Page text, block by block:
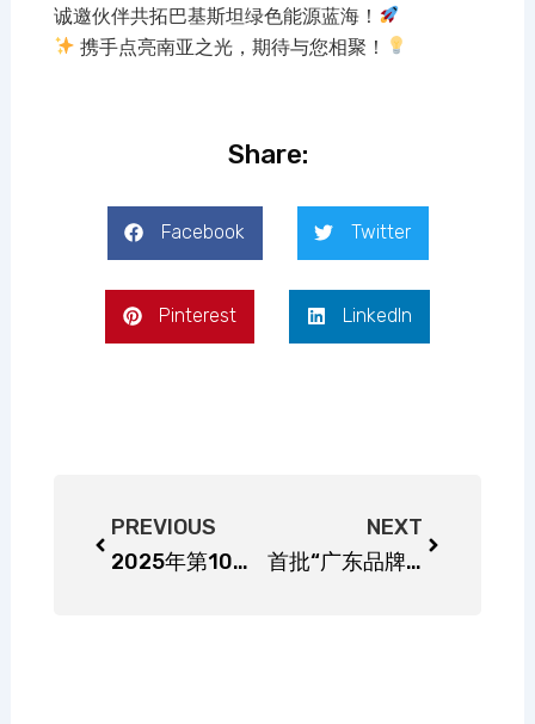
诚邀伙伴共拓巴基斯坦绿色能源蓝海！
携手点亮南亚之光，期待与您相聚！
Share:
Facebook Twitter
Pinterest LinkedIn
PREVIOUS
2025年第10届孟加拉可再生能源展（RENEX 2025）将于5月29日-31日在达卡国际会议中心盛大启幕！
NEXT
首批“广东品牌名店”在深圳发布！